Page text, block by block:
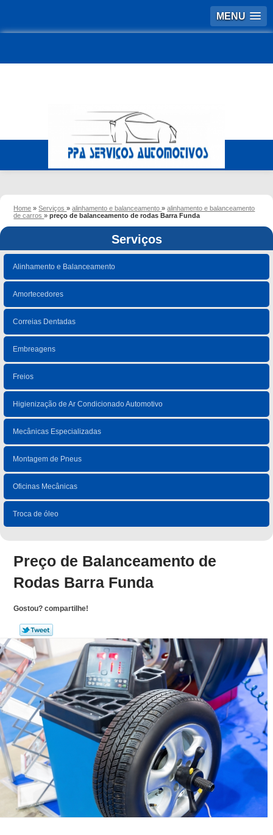
MENU
Home »Serviços»alinhamento e balanceamento»alinhamento e balanceamento
de carros»preço de balanceamento de rodas Barra Funda
Serviços
Alinhamento e Balanceamento
Amortecedores
Correias Dentadas
Embreagens
Freios
Higienização de Ar Condicionado Automotivo
Mecânicas Especializadas
Montagem de Pneus
Oficinas Mecânicas
Troca de óleo
Preço de Balanceamento de
Rodas Barra Funda
Gostou? compartilhe!